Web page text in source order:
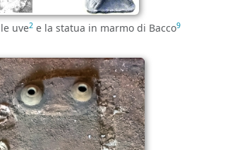
uve2 e la statua in marmo di Bacco9